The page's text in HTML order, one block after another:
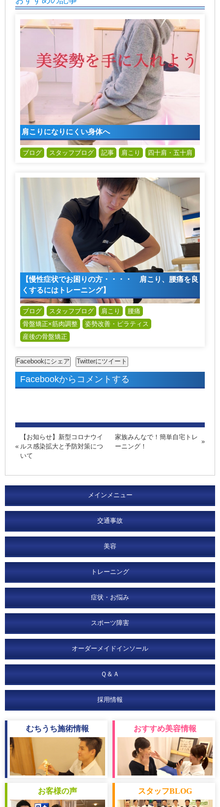
肩こりになりにくい身体へ
ブログ スタッフブログ 記事 肩こり 四十肩・五十肩
【慢性症状でお困りの方・・・・ 肩こり、腰痛を良
くするにはトレーニング】
ブログ スタッフブログ 肩こり
腰痛
骨盤矯正×筋肉調整
姿勢改善・ピラティス
産後の骨盤矯正
Facebookからコメントする
【お知らせ】新型コロナウイ
ルス感染拡大と予防対策につ
いて
家族みんなで！簡単自宅トレ
ーニング！
メインメニュー
交通事故
美容
トレーニング
症状・お悩み
スポーツ障害
オーダーメイドインソール
Ｑ＆Ａ
採用情報
むちうち施術情報 おすすめ美容情報
お客様の声 スタッフBLOG